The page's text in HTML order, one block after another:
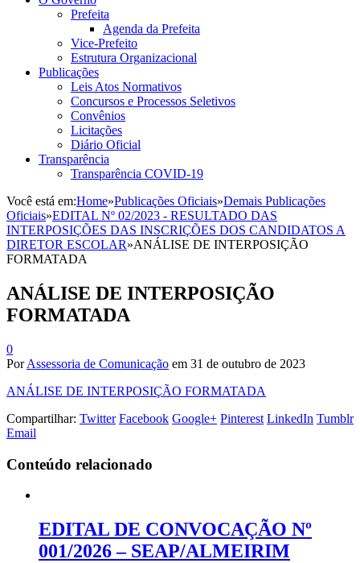
Prefeita
Agenda da Prefeita
Vice-Prefeito
Estrutura Organizacional
Publicações
Leis Atos Normativos
Concursos e Processos Seletivos
Convênios
Licitações
Diário Oficial
Transparência
Transparência COVID-19
Você está em:Home»Publicações Oficiais»Demais Publicações
Oficiais»EDITAL Nº 02/2023 - RESULTADO DAS
INTERPOSIÇÕES DAS INSCRIÇÕES DOS CANDIDATOS A
DIRETOR ESCOLAR»ANÁLISE DE INTERPOSIÇÃO
FORMATADA
ANÁLISE DE INTERPOSIÇÃO
FORMATADA
0
PorAssessoria de Comunicação em 31 de outubro de 2023
ANÁLISE DE INTERPOSIÇÃO FORMATADA
Compartilhar: Twitter Facebook Google+ Pinterest LinkedIn Tumblr
Email
Conteúdo relacionado
EDITAL DE CONVOCAÇÃO Nº
001/2026 – SEAP/ALMEIRIM